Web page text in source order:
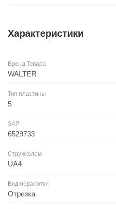
Характеристики
Бренд Товара
WALTER
Тип пластины
5
SAP
6529733
Стружколом
UA4
Вид обработки
Отрезка